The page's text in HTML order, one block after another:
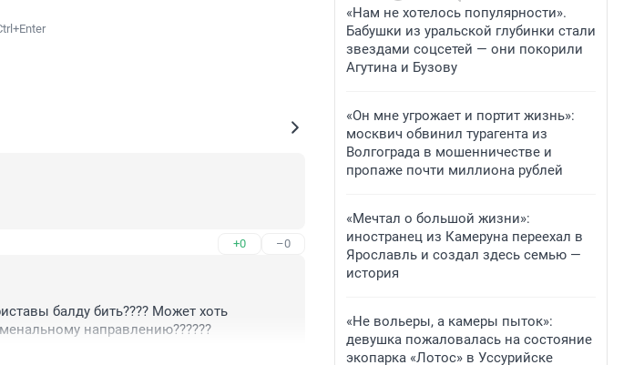
+0 –0
балду бить???? Может хоть
направлению??????
«Нам не хотелось популярности».
Бабушки из уральской глубинки стали
звездами соцсетей — они покорили
Агутина и Бузову
«Он мне угрожает и портит жизнь»:
москвич обвинил турагента из
Волгограда в мошенничестве и
пропаже почти миллиона рублей
«Мечтал о большой жизни»:
иностранец из Камеруна переехал в
Ярославль и создал здесь семью —
история
«Не вольеры, а камеры пыток»:
девушка пожаловалась на состояние
экопарка «Лотос» в Уссурийске